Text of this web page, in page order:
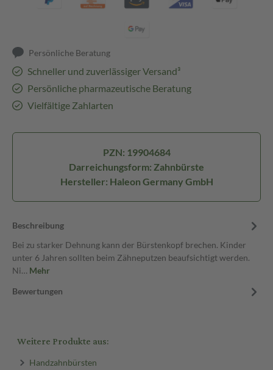
Persönliche Beratung
Schneller und zuverlässiger Versand³
Persönliche pharmazeutische Beratung
Vielfältige Zahlarten
PZN: 19904684
Darreichungsform: Zahnbürste
Hersteller: Haleon Germany GmbH
Beschreibung
Bei zu starker Dehnung kann der Bürstenkopf brechen. Kinder
unter 6 Jahren sollten beim Zähneputzen beaufsichtigt werden.
Ni… Mehr
Bewertungen
Weitere Produkte aus:
Handzahnbürsten